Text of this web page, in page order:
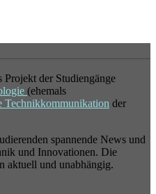
Projekt der Studiengänge
(ehemals
Technikkommunikation der
spannende News und
und Innovationen. Die
aktuell und unabhängig.